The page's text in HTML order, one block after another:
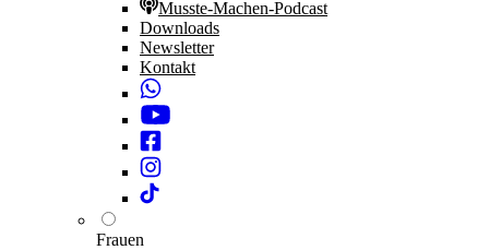
Musste-Machen-Podcast
Downloads
Newsletter
Kontakt
Frauen